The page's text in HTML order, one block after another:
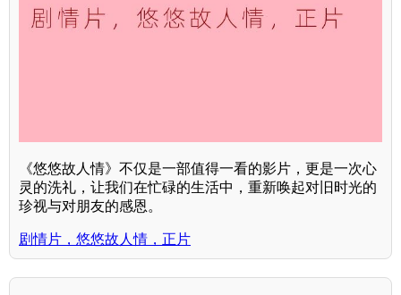
《悠悠故人情》不仅是一部值得一看的影片，更是一次心
灵的洗礼，让我们在忙碌的生活中，重新唤起对旧时光的
珍视与对朋友的感恩。
剧情片，悠悠故人情，正片